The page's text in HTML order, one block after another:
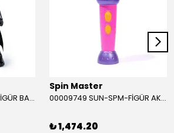
00009338 SUN-SPM-FİGÜR BATMAN NİNJA STRIKE 30 CM. EXC.
Spin Master
00009749 SUN-SPM-FİGÜR AKS. DORA MİKROFON YAĞMUR ORMANI RİTMİ (DORA) SESLİ
₺ 1,474.20